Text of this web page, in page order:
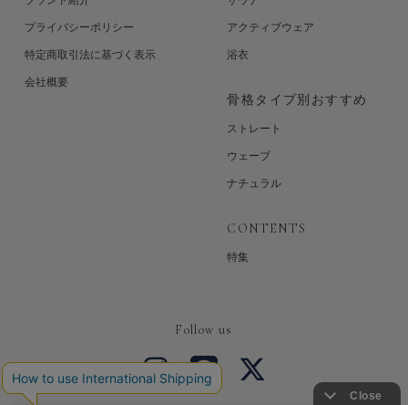
プライバシーポリシー
特定商取引法に基づく表示
会社概要
アクティブウェア
浴衣
骨格タイプ別おすすめ
ストレート
ウェーブ
ナチュラル
CONTENTS
特集
Follow us